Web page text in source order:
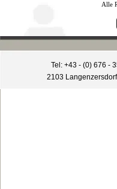
Alle
Tel: +43 - (0) 676 -
2103